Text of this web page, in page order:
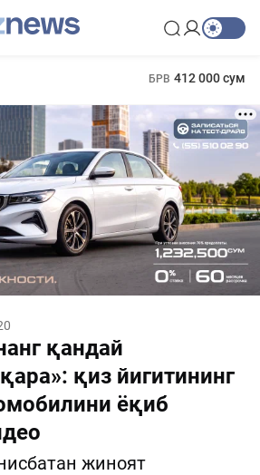
БРВ 412 000 сум
қандай
қиз йигитининг
ёқиб
жиноят